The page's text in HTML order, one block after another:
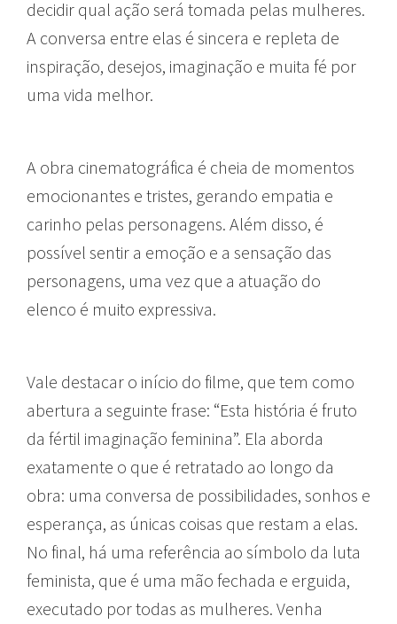
decidir qual ação será tomada pelas mulheres.
A conversa entre elas é sincera e repleta de
inspiração, desejos, imaginação e muita fé por
uma vida melhor.
A obra cinematográfica é cheia de momentos
emocionantes e tristes, gerando empatia e
carinho pelas personagens. Além disso, é
possível sentir a emoção e a sensação das
personagens, uma vez que a atuação do
elenco é muito expressiva.
Vale destacar o início do filme, que tem como
abertura a seguinte frase: “Esta história é fruto
da fértil imaginação feminina”. Ela aborda
exatamente o que é retratado ao longo da
obra: uma conversa de possibilidades, sonhos e
esperança, as únicas coisas que restam a elas.
No final, há uma referência ao símbolo da luta
feminista, que é uma mão fechada e erguida,
executado por todas as mulheres. Venha